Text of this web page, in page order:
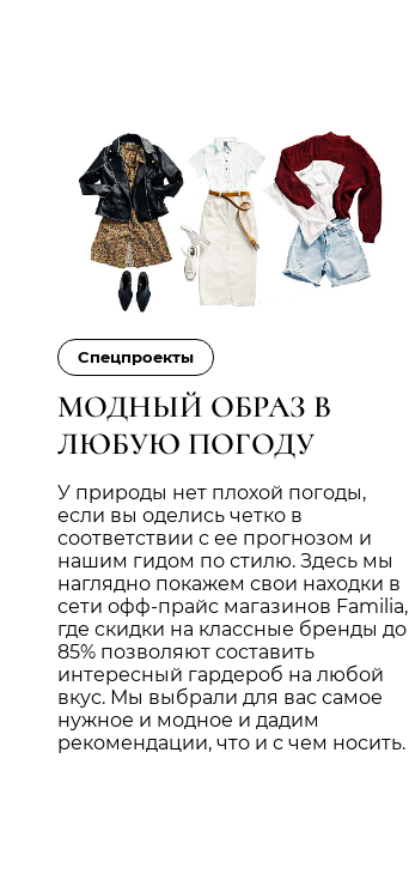
Cпецпроекты
МОДНЫЙ ОБРАЗ В
ЛЮБУЮ ПОГОДУ
У природы нет плохой погоды,
если вы оделись четко в
соответствии с ее прогнозом и
нашим гидом по стилю. Здесь мы
наглядно покажем свои находки в
сети офф-прайс магазинов Familia,
где скидки на классные бренды до
85% позволяют составить
интересный гардероб на любой
вкус. Мы выбрали для вас самое
нужное и модное и дадим
рекомендации, что и с чем носить.